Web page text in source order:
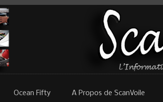
Ocean Fifty A Propos de ScanVoile